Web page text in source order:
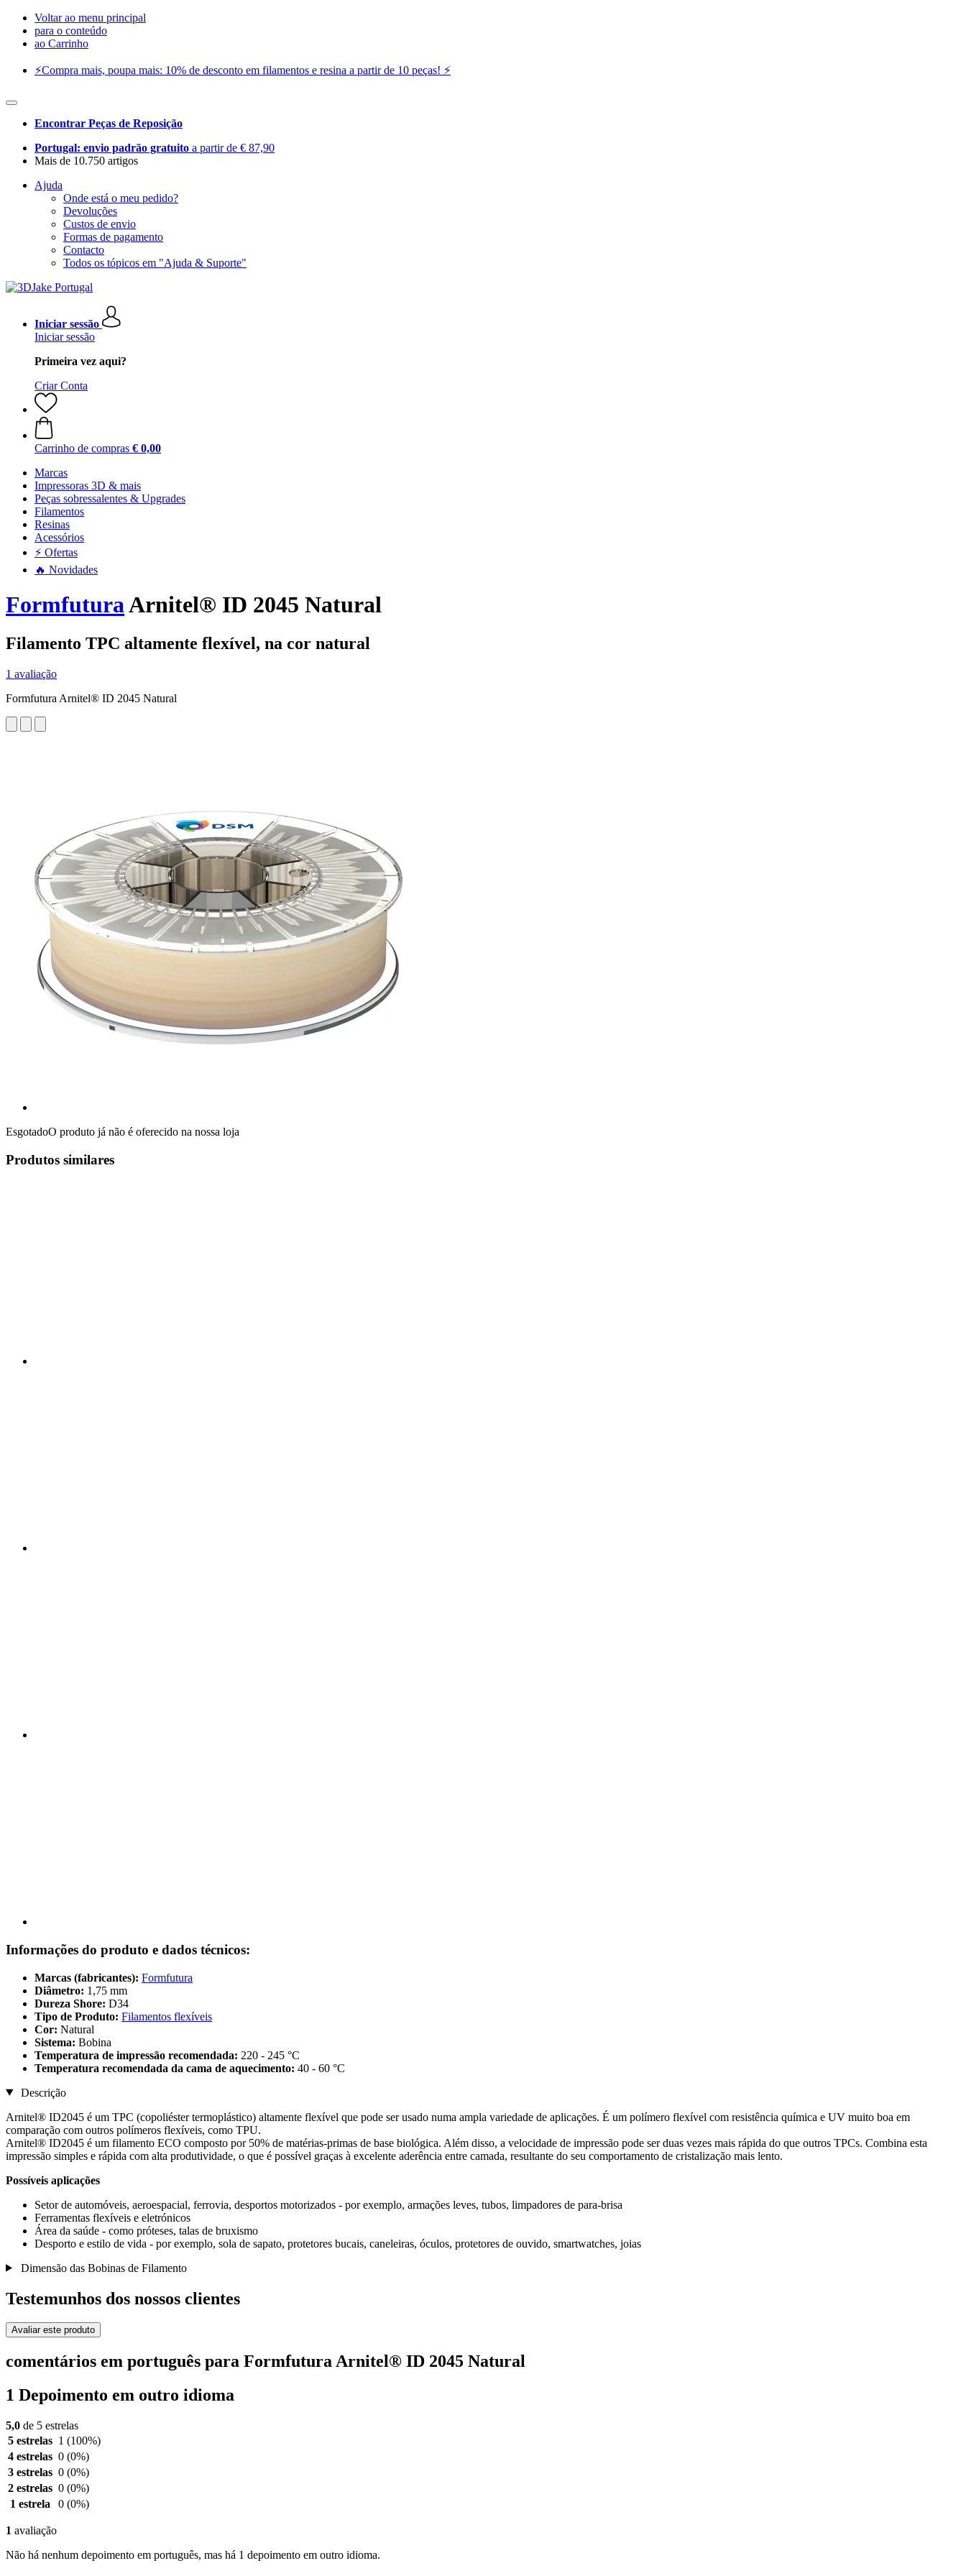
Voltar ao menu principal
para o conteúdo
ao Carrinho
⚡️Compra mais, poupa mais: 10% de desconto em filamentos e resina a partir de 10 peças! ⚡️
Encontrar Peças de Reposição
Portugal: envio padrão gratuito a partir de € 87,90
Mais de 10.750 artigos
Ajuda
Onde está o meu pedido?
Devoluções
Custos de envio
Formas de pagamento
Contacto
Todos os tópicos em "Ajuda & Suporte"
Iniciar sessão
Iniciar sessão
Primeira vez aqui?
Criar Conta
Carrinho de compras € 0,00
Marcas
Impressoras 3D & mais
Peças sobressalentes & Upgrades
Filamentos
Resinas
Acessórios
⚡ Ofertas
🔥 Novidades
FormfuturaArnitel® ID 2045 Natural
Filamento TPC altamente flexível, na cor natural
1 avaliação
Formfutura Arnitel® ID 2045 Natural
EsgotadoO produto já não é oferecido na nossa loja
Produtos similares
Informações do produto e dados técnicos:
Marcas (fabricantes): Formfutura
Diâmetro: 1,75 mm
Dureza Shore: D34
Tipo de Produto: Filamentos flexíveis
Cor: Natural
Sistema: Bobina
Temperatura de impressão recomendada: 220 - 245 °C
Temperatura recomendada da cama de aquecimento: 40 - 60 °C
Descrição
Arnitel® ID2045 é um TPC (copoliéster termoplástico) altamente flexível que pode ser usado numa ampla variedade de aplicações. É um polímero flexível com resistência química e UV muito boa em
comparação com outros polímeros flexíveis, como TPU.
Arnitel® ID2045 é um filamento ECO composto por 50% de matérias-primas de base biológica. Além disso, a velocidade de impressão pode ser duas vezes mais rápida do que outros TPCs. Combina esta
impressão simples e rápida com alta produtividade, o que é possível graças à excelente aderência entre camada, resultante do seu comportamento de cristalização mais lento.
Possíveis aplicações
Setor de automóveis, aeroespacial, ferrovia, desportos motorizados - por exemplo, armações leves, tubos, limpadores de para-brisa
Ferramentas flexíveis e eletrónicos
Área da saúde - como próteses, talas de bruxismo
Desporto e estilo de vida - por exemplo, sola de sapato, protetores bucais, caneleiras, óculos, protetores de ouvido, smartwatches, joias
Dimensão das Bobinas de Filamento
Testemunhos dos nossos clientes
Avaliar este produto
comentários em português para Formfutura Arnitel® ID 2045 Natural
1 Depoimento em outro idioma
5,0 de 5 estrelas
5 estrelas 1 (100%)
4 estrelas 0 (0%)
3 estrelas 0 (0%)
2 estrelas 0 (0%)
1 estrela
0 (0%)
1 avaliação
Não há nenhum depoimento em português, mas há 1 depoimento em outro idioma.